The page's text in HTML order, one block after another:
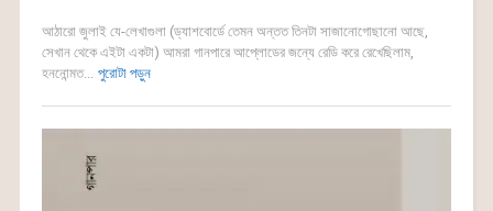
আঠারো জুলাই যে-লেখাগুলা (ড্যাশবোর্ডে তেমন অন্তত তিনটা সাজানোগোছানো আছে,
সেখান থেকে এইটা একটা) আমরা গানপারে আপ্লোডের জন্যে রেডি করে রেখেছিলাম,
হননোন্মত... পুরোটা পড়ুন